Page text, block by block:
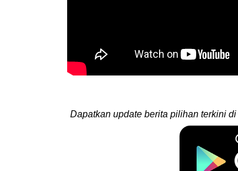
Dapatkan update berita pilihan terkini di